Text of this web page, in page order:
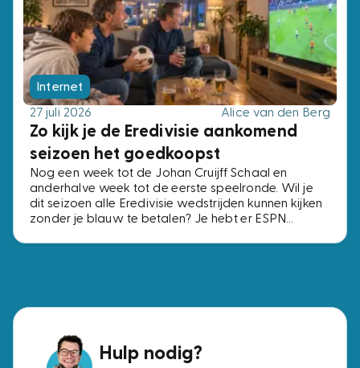
Internet
27 juli 2026
Alice van den Berg
Zo kijk je de Eredivisie aankomend
seizoen het goedkoopst
Nog een week tot de Johan Cruijff Schaal en
anderhalve week tot de eerste speelronde. Wil je
dit seizoen alle Eredivisie wedstrijden kunnen kijken
zonder je blauw te betalen? Je hebt er ESPN
Hulp nodig?